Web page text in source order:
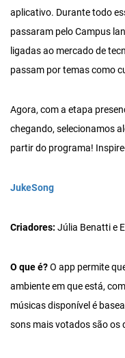
aplicativo. Durante todo
passaram pelo Campus
ligadas ao mercado de
passam por temas como
Agora, com a etapa
chegando, selecionamos
partir do programa!
JukeSong
Criadores: Júlia Benatti e
O que é?O app permite
ambiente em que está,
músicas disponível é
sons mais votados são os